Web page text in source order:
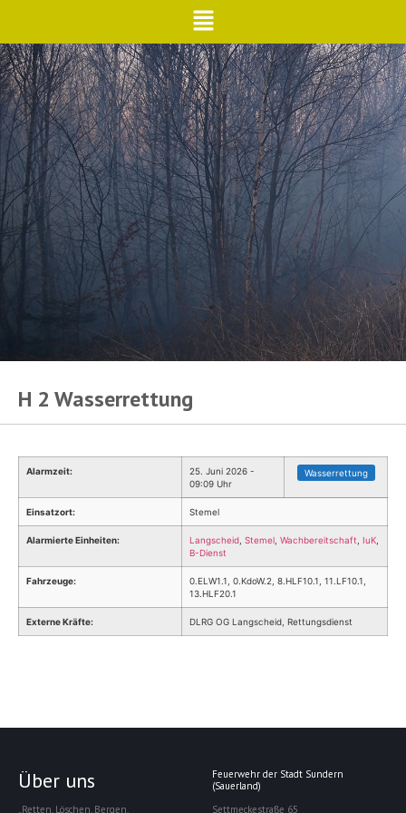
H 2 Wasserrettung
Alarmzeit:
25. Juni 2026 -
09:09 Uhr
Wasserrettung
Einsatzort: Stemel
Alarmierte Einheiten: Langscheid Stemel Wachbereitschaft IuK
B-Dienst
Fahrzeuge:
0.ELW1.1, 0.KdoW.2, 8.HLF10.1, 11.LF10.1,
13.HLF20.1
Externe Kräfte: DLRG OG Langscheid, Rettungsdienst
Über uns
„Retten. Löschen. Bergen.
Feuerwehr der Stadt Sundern
(Sauerland)
Settmeckestraße 65